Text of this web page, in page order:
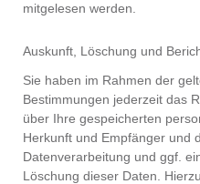
mitgelesen werden.
Auskunft, Löschung und
Sie haben im Rahmen der
Bestimmungen jederzeit das
über Ihre gespeicherten
Herkunft und Empfänger und
Datenverarbeitung und ggf.
Löschung dieser Daten.